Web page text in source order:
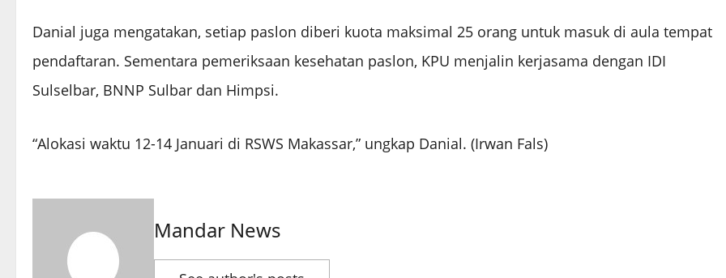
Danial juga mengatakan, setiap paslon diberi kuota maksimal 25 orang untuk masuk di aula tempat
pendaftaran. Sementara pemeriksaan kesehatan paslon, KPU menjalin kerjasama dengan IDI
Sulselbar, BNNP Sulbar dan Himpsi.
“Alokasi waktu 12-14 Januari di RSWS Makassar,” ungkap Danial. (Irwan Fals)
Mandar News